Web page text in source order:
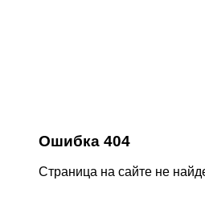
Ошибка 404
Страница на сайте не